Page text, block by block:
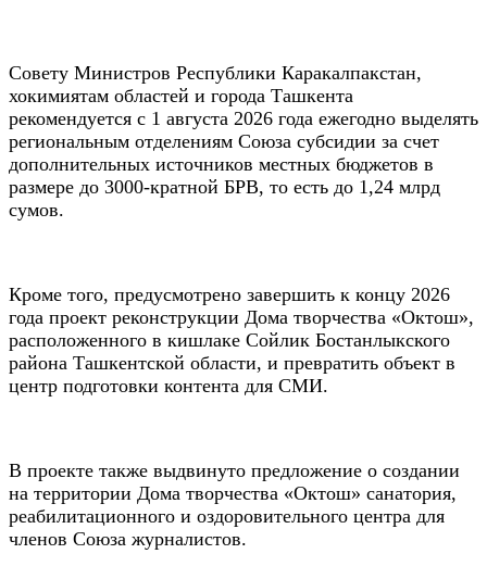
Совету Министров Республики Каракалпакстан,
хокимиятам областей и города Ташкента
рекомендуется с 1 августа 2026 года ежегодно выделять
региональным отделениям Союза субсидии за счет
дополнительных источников местных бюджетов в
размере до 3000-кратной БРВ, то есть до 1,24 млрд
сумов.
Кроме того, предусмотрено завершить к концу 2026
года проект реконструкции Дома творчества «Октош»,
расположенного в кишлаке Сойлик Бостанлыкского
района Ташкентской области, и превратить объект в
центр подготовки контента для СМИ.
В проекте также выдвинуто предложение о создании
на территории Дома творчества «Октош» санатория,
реабилитационного и оздоровительного центра для
членов Союза журналистов.